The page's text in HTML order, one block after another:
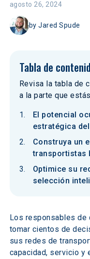
agosto 26, 2024
byJared Spude
Tabla de
Revisa la tabla de
a la parte que
El potencial
estratégica
Construya un
transportistas
Optimice su
selección
Los responsables de
tomar cientos de
sus redes de
capacidad, servicio y